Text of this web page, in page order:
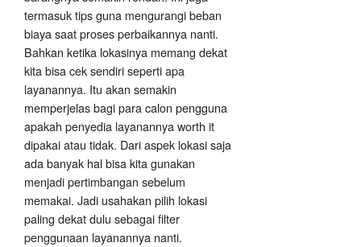
termasuk tips guna mengurangi beban
biaya saat proses perbaikannya nanti.
Bahkan ketika lokasinya memang dekat
kita bisa cek sendiri seperti apa
layanannya. Itu akan semakin
memperjelas bagi para calon pengguna
apakah penyedia layanannya worth it
dipakai atau tidak. Dari aspek lokasi saja
ada banyak hal bisa kita gunakan
menjadi pertimbangan sebelum
memakai. Jadi usahakan pilih lokasi
paling dekat dulu sebagai filter
penggunaan layanannya nanti.